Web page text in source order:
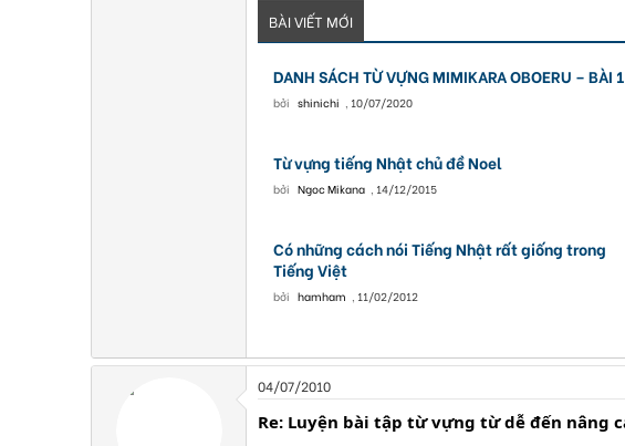
BÀI VIẾT MỚI
DANH SÁCH TỪ VỰNG MIMIKARA OBOERU – BÀI 1
bởi shinichi 10/07/2020
Từ vựng tiếng Nhật chủ đề Noel
bởi Ngoc Mikana 14/12/2015
Có những cách nói Tiếng Nhật rất giống trong
Tiếng Việt
bởi hamham 11/02/2012
04/07/2010
Re: Luyện bài tập từ vựng từ dễ đến nâng